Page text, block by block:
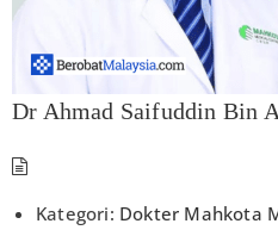
Dr Ahmad Saifuddin Bin
Kategori: Dokter Mahkota